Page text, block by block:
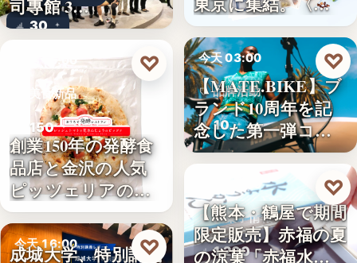
30
司專館 3…
今天 16:00
美食新品
150
創業150年の発酵食
品店と金沢の人気
ピッツェリアのコ
ラボ…
♡
今天 16:00
成城大学、特別講義
♡
今天 03:00
品牌活動
10
【MATE.BIKE】ブ
ランド10周年を記
念した第一弾コ…
♡
今天 03:00
和菓子情報
1,200
【熊本・鶴屋で期間
限定販売】赤福の夏
の涼菓「赤福水よ
♡